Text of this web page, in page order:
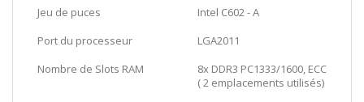
Jeu de puces
Intel C602 - A
Port du processeur
LGA2011
Nombre de Slots RAM
8x DDR3 PC1333/1600, ECC
( 2 emplacements utilisés)